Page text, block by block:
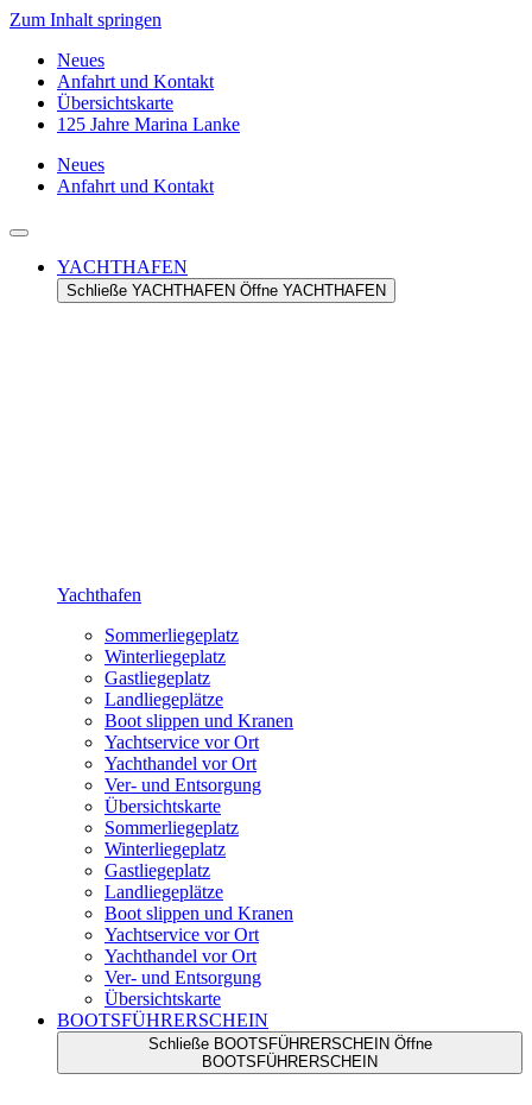
Zum Inhalt springen
Neues
Anfahrt und Kontakt
Übersichtskarte
125 Jahre Marina Lanke
Neues
Anfahrt und Kontakt
YACHTHAFEN
Schließe YACHTHAFEN Öffne YACHTHAFEN
Yachthafen
Sommerliegeplatz
Winterliegeplatz
Gastliegeplatz
Landliegeplätze
Boot slippen und Kranen
Yachtservice vor Ort
Yachthandel vor Ort
Ver- und Entsorgung
Übersichtskarte
Sommerliegeplatz
Winterliegeplatz
Gastliegeplatz
Landliegeplätze
Boot slippen und Kranen
Yachtservice vor Ort
Yachthandel vor Ort
Ver- und Entsorgung
Übersichtskarte
BOOTSFÜHRERSCHEIN
Schließe BOOTSFÜHRERSCHEIN Öffne
BOOTSFÜHRERSCHEIN